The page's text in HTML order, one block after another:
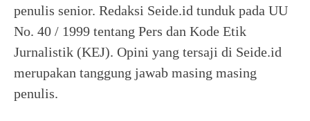
penulis senior. Redaksi Seide.id tunduk pada UU
No. 40 / 1999 tentang Pers dan Kode Etik
Jurnalistik (KEJ). Opini yang tersaji di Seide.id
merupakan tanggung jawab masing masing
penulis.